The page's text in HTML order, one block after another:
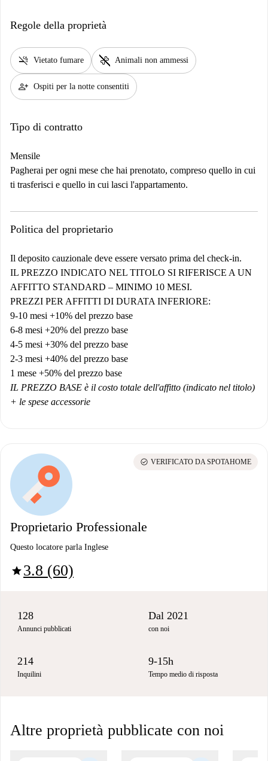
Regole della proprietà
smoke_free Vietato fumare pet_supplies Animali non ammessi
person_add Ospiti per la notte consentiti
Tipo di contratto
Mensile
Pagherai per ogni mese che hai prenotato, compreso quello in cui
ti trasferisci e quello in cui lasci l'appartamento.
Politica del proprietario
Il deposito cauzionale deve essere versato prima del check-in.
IL PREZZO INDICATO NEL TITOLO SI RIFERISCE A UN
AFFITTO STANDARD – MINIMO 10 MESI.
PREZZI PER AFFITTI DI DURATA INFERIORE:
9-10 mesi +10% del prezzo base
6-8 mesi +20% del prezzo base
4-5 mesi +30% del prezzo base
2-3 mesi +40% del prezzo base
1 mese +50% del prezzo base
IL PREZZO BASE è il costo totale dell'affitto (indicato nel titolo)
+ le spese accessorie
Proprietario Professionale
Questo locatore parla Inglese
star3.8 (60)
check_circle VERIFICATO DA SPOTAHOME
128
Annunci pubblicati
Dal 2021
con noi
214
Inquilini
9-15h
Tempo medio di risposta
Altre proprietà pubblicate con noi